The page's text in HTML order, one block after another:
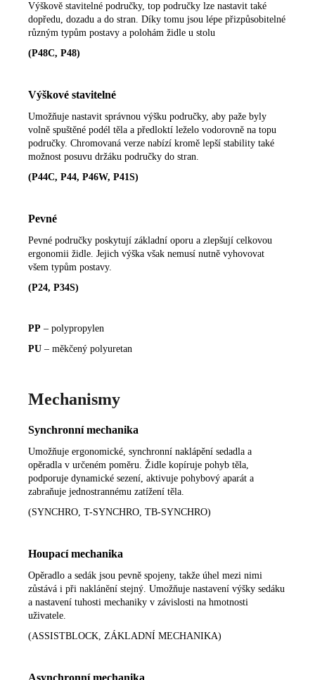
Výškově stavitelné područky, top područky lze nastavit také
dopředu, dozadu a do stran. Díky tomu jsou lépe přizpůsobitelné
různým typům postavy a polohám židle u stolu
(P48C, P48)
Výškové stavitelné
Umožňuje nastavit správnou výšku područky, aby paže byly
volně spuštěné podél těla a předloktí leželo vodorovně na topu
područky. Chromovaná verze nabízí kromě lepší stability také
možnost posuvu držáku područky do stran.
(P44C, P44, P46W, P41S)
Pevné
Pevné područky poskytují základní oporu a zlepšují celkovou
ergonomii židle. Jejich výška však nemusí nutně vyhovovat
všem typům postavy.
(P24, P34S)
PP – polypropylen
PU – měkčený polyuretan
Mechanismy
Synchronní mechanika
Umožňuje ergonomické, synchronní naklápění sedadla a
opěradla v určeném poměru. Židle kopíruje pohyb těla,
podporuje dynamické sezení, aktivuje pohybový aparát a
zabraňuje jednostrannému zatížení těla.
(SYNCHRO, T-SYNCHRO, TB-SYNCHRO)
Houpací mechanika
Opěradlo a sedák jsou pevně spojeny, takže úhel mezi nimi
zůstává i při naklánění stejný. Umožňuje nastavení výšky sedáku
a nastavení tuhosti mechaniky v závislosti na hmotnosti
uživatele.
(ASSISTBLOCK, ZÁKLADNÍ MECHANIKA)
Asynchronní mechanika